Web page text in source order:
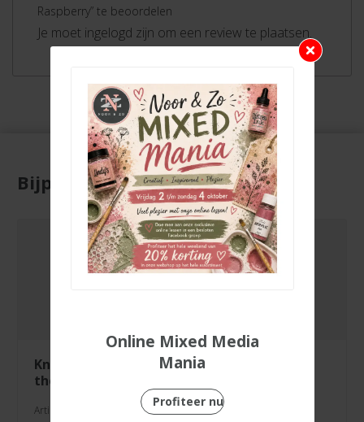
Raspberry” te beoordelen
Je moet ingelogd zijn om een review te plaatsen.
Bijpassende producten
knipvel over
the moon
Artikelnr. 3000/0112 Artikelnr. 2137-037
Online Mixed Media
Mania
Profiteer nu